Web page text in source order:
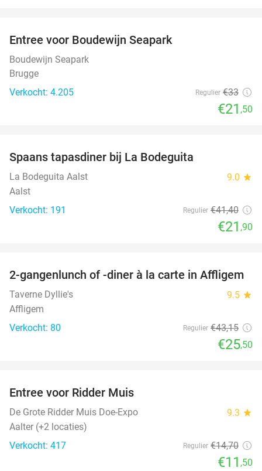
Entree voor Boudewijn Seapark
Boudewijn Seapark
Brugge
Verkocht: 4.205
Regulier €33
€21 ,50
Spaans tapasdiner bij La Bodeguita
La Bodeguita Aalst 9.0 star
Aalst
Verkocht: 191
Regulier €41,40
€21 ,90
41%
2-gangenlunch of -diner à la carte in Affligem
Taverne Dyllie's 9.5 star
Affligem
Verkocht: 80
Regulier €43,15
€25,50
Entree voor Ridder Muis
De Grote Ridder Muis Doe-Expo 9.3 star
Aalter (+2 locaties)
Verkocht: 417
Regulier €14,70
€11 ,50